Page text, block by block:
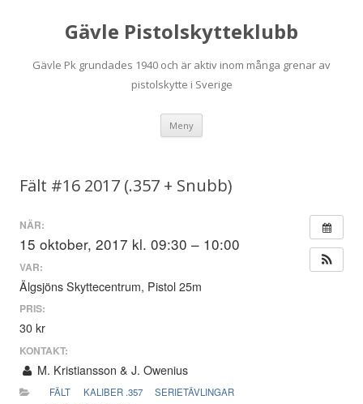
Gävle Pistolskytteklubb
Gävle Pk grundades 1940 och är aktiv inom många grenar av
pistolskytte i Sverige
Meny
Fält #16 2017 (.357 + Snubb)
NÄR:
15 oktober, 2017 kl. 09:30 – 10:00
VAR:
Älgsjöns Skyttecentrum, Pistol 25m
PRIS:
30 kr
KONTAKT:
M. Kristiansson & J. Owenius
FÄLT KALIBER .357
SERIETÄVLINGAR